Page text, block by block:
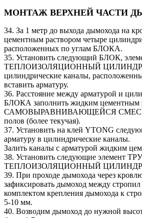
МОНТАЖ ВЕРХНЕЙ ЧАСТИ
34. За 1 метр до выхода дымохода на
цементным раствором четыре
расположенных по углам БЛОКА.
35. Установить следующий БЛОК,
ТЕПЛОИЗОЛЯЦИОННЫЙ ЦИЛИНДР
цилиндрические каналы,
вставить арматуру.
36. Расстояние между арматурой и
БЛОКА заполнить жидким
САМОВЫРАВНИВАЮЩЕЙСЯ
полов (более текучая).
37. Установить на клей YTONG
арматуру в цилиндрические каналы.
Залить каналы с арматурой жидким
38. Установить следующие элемент
ТЕПЛОИЗОЛЯЦИОННЫЙ ЦИЛИНДР
39. При проходе дымохода через
зафиксировать дымоход между
комплектом крепления дымохода к
5-10 мм.
40. Возводим дымоход до нужной